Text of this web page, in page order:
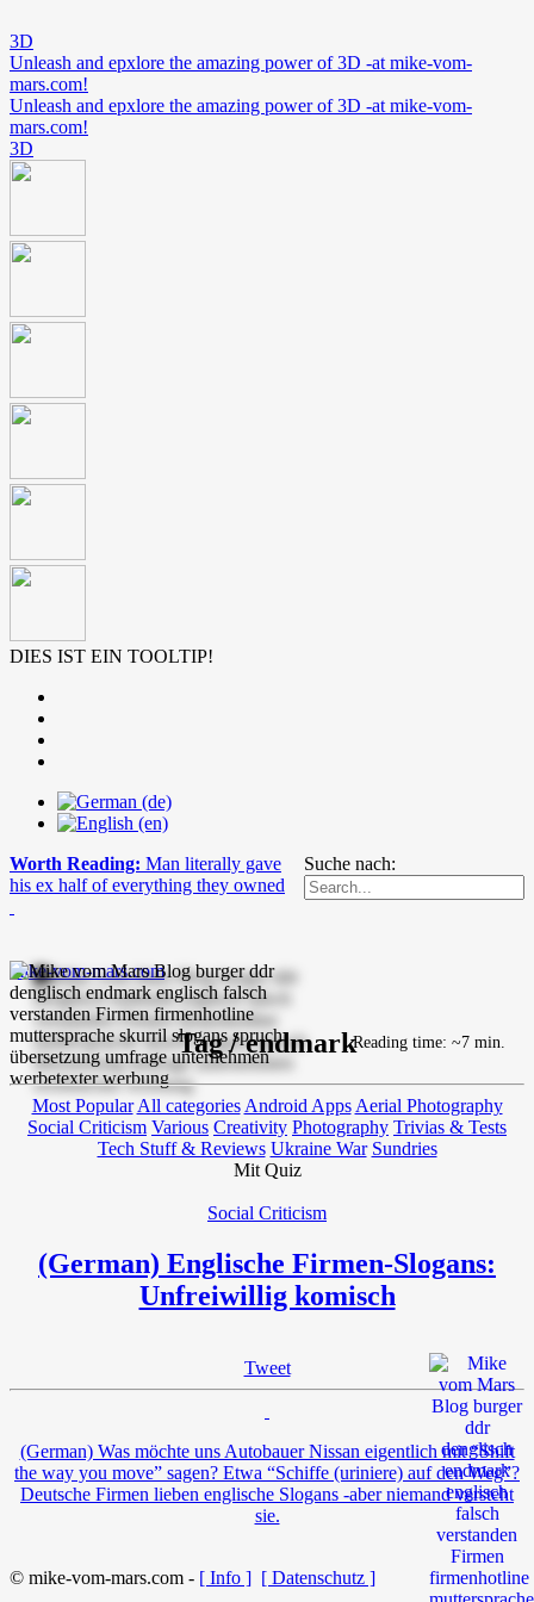
3D
Unleash and epxlore the amazing power of 3D -at mike-vom-
mars.com!
Unleash and epxlore the amazing power of 3D -at mike-vom-
mars.com!
3D
DIES IST EIN TOOLTIP!
Suche nach:
Worth Reading: Man literally gave
his ex half of everything they owned
mike-vom-mars.com
Tag / endmark
Most Popular All categories Android Apps Aerial Photography
Social Criticism Various Creativity Photography Trivias & Tests
Tech Stuff & Reviews Ukraine War Sundries
Mit Quiz
Social Criticism
(German) Englische Firmen-Slogans:
Unfreiwillig komisch
Tweet
Reading time: ~7 min.
(German) Was möchte uns Autobauer Nissan eigentlich mit “Shift
the way you move” sagen? Etwa “Schiffe (uriniere) auf den Weg”?
Deutsche Firmen lieben englische Slogans -aber niemand versteht
sie.
© mike-vom-mars.com - [ Info ] [ Datenschutz ]